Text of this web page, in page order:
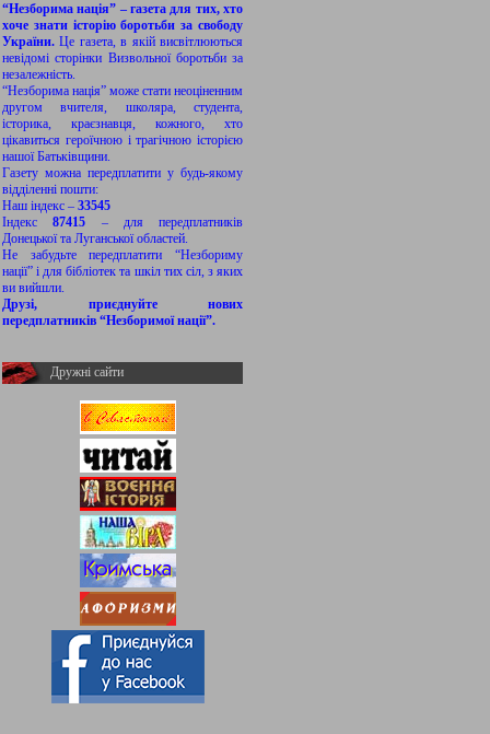
“Незборима нація” – газета для тих, хто
хоче знати історію боротьби за свободу
України.Це газета, в якій висвітлюються
невідомі сторінки Визвольної боротьби за
незалежність.
“Незборима нація” може стати неоціненним
другом вчителя, школяра, студента,
історика, краєзнавця, кожного, хто
цікавиться героїчною і трагічною історією
нашої Батьківщини.
Газету можна передплатити у будь-якому
відділенні пошти:
Наш індекс – 33545
Індекс87415 – для передплатників
Донецької та Луганської областей.
Не забудьте передплатити “Незбориму
нації” і для бібліотек та шкіл тих сіл, з яких
ви вийшли.
Друзі, приєднуйте нових
передплатників “Незборимої нації”.
Дружні сайти